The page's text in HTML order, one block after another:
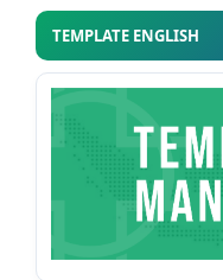
TEMPLATE ENGLISH